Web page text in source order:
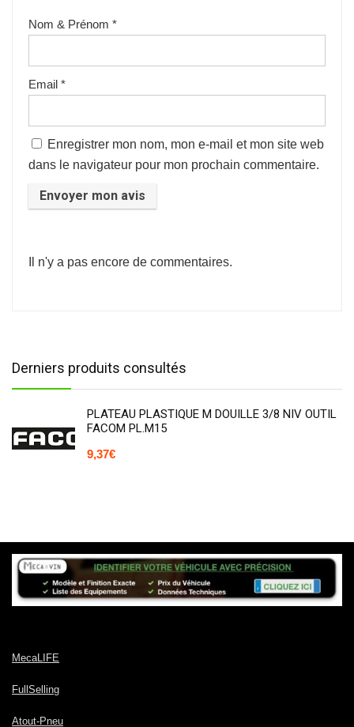
Nom & Prénom *
Email *
Enregistrer mon nom, mon e-mail et mon site web
dans le navigateur pour mon prochain commentaire.
Il n'y a pas encore de commentaires.
Derniers produits consultés
PLATEAU PLASTIQUE M DOUILLE 3/8 NIV OUTIL
FACOM PL.M15
9,37€
MecaLIFE
FullSelling
Atout-Pneu